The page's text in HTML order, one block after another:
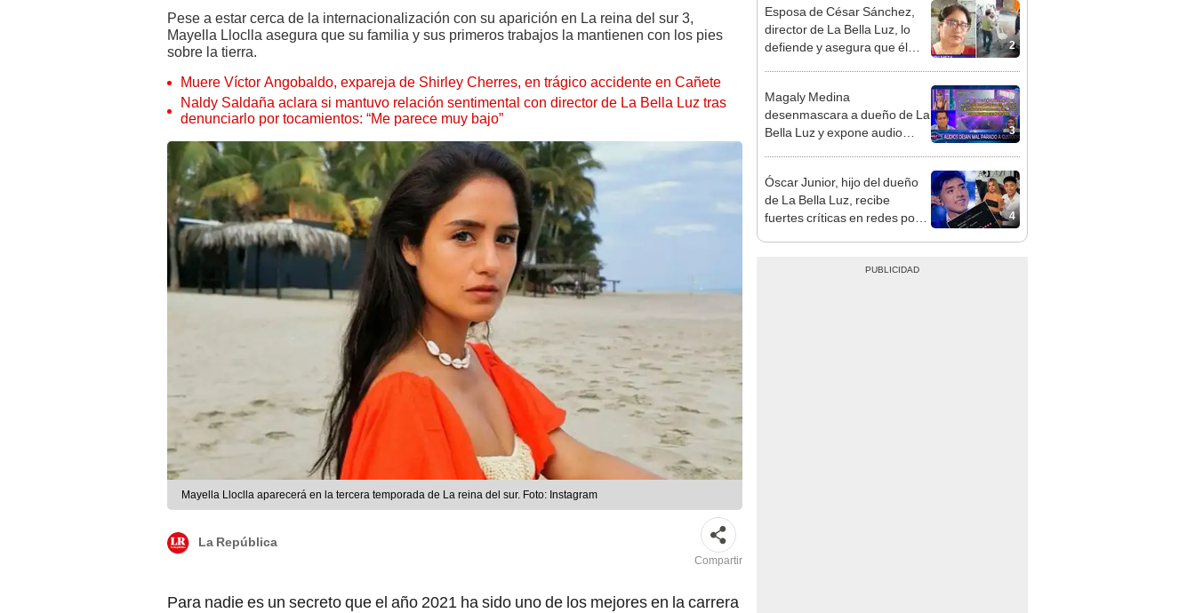
Pese a estar cerca de la internacionalización con su aparición en La reina del sur 3,
Mayella Lloclla asegura que su familia y sus primeros trabajos la mantienen con los pies
sobre la tierra.
Muere Víctor Angobaldo, expareja de Shirley Cherres, en trágico accidente en Cañete
Naldy Saldaña aclara si mantuvo relación sentimental con director de La Bella Luz tras
denunciarlo por tocamientos: “Me parece muy bajo”
Mayella Lloclla aparecerá en la tercera temporada de La reina del sur. Foto: Instagram
La República
Compartir
Para nadie es un secreto que el año 2021 ha sido uno de los mejores en la carrera
bajo”
2
Esposa de César Sánchez,
director de La Bella Luz, lo
defiende y asegura que él
dos años"
3
Magaly Medina
desenmascara a dueño de La
Bella Luz y expone audio
Sánchez
4
Óscar Junior, hijo del dueño
de La Bella Luz, recibe
fuertes críticas en redes por